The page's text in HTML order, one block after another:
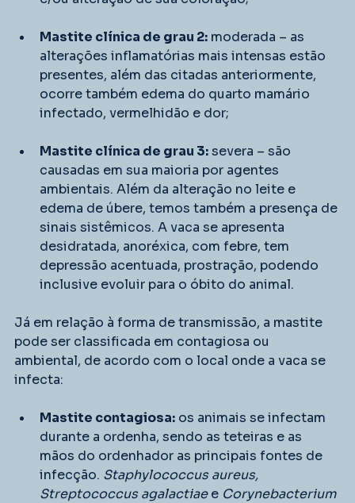
Mastite clínica de grau 2: moderada – as
alterações inflamatórias mais intensas estão
presentes, além das citadas anteriormente,
ocorre também edema do quarto mamário
infectado, vermelhidão e dor;
Mastite clínica de grau 3: severa – são
causadas em sua maioria por agentes
ambientais. Além da alteração no leite e
edema de úbere, temos também a presença de
sinais sistêmicos. A vaca se apresenta
desidratada, anoréxica, com febre, tem
depressão acentuada, prostração, podendo
inclusive evoluir para o óbito do animal.
Já em relação à forma de transmissão, a mastite
pode ser classificada em contagiosa ou
ambiental, de acordo com o local onde a vaca se
infecta:
Mastite contagiosa: os animais se infectam
durante a ordenha, sendo as teteiras e as
mãos do ordenhador as principais fontes de
infecção. Staphylococcus aureus,
Streptococcus agalactiae e Corynebacterium